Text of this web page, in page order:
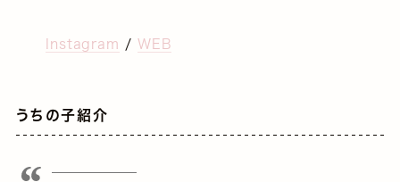
Instagram / WEB
うちの子紹介